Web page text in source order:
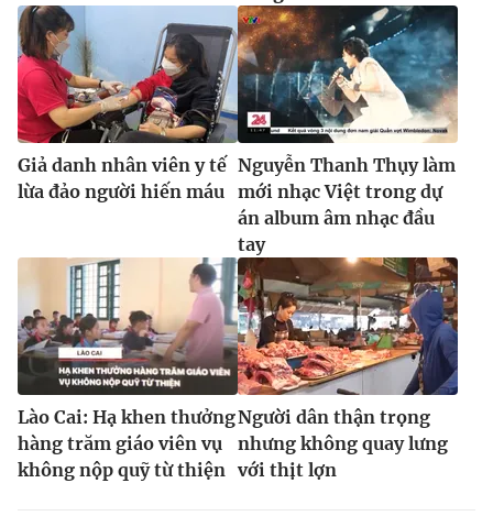
® Cấm sao chép dưới mọi hình thức nếu không có sự chấp
thuận bằng văn bản. Ghi rõ nguồn VTV.vn khi phát hành lại
thông tin từ website này.
Giả danh nhân viên y tế
lừa đảo người hiến máu
Nguyễn Thanh Thụy làm
mới nhạc Việt trong dự
án album âm nhạc đầu
tay
Lào Cai: Hạ khen thưởng
hàng trăm giáo viên vụ
không nộp quỹ từ thiện
Người dân thận trọng
nhưng không quay lưng
với thịt lợn